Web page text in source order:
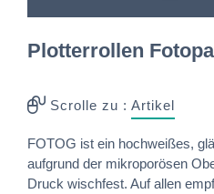
Plotterrollen
Scrolle zu : Artikel
FOTOG ist ein hochweißes,
aufgrund der mikroporösen
Druck wischfest. Auf allen